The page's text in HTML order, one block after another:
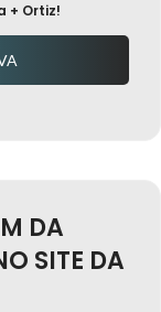
+ Ortiz!
DA
SITE DA